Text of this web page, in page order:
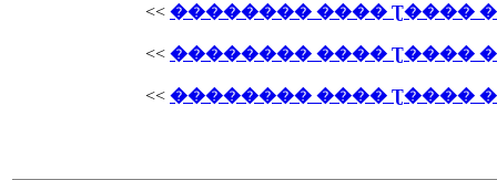
<< �������� ���� Ʈ����
<< �������� ���� Ʈ����
<< �������� ���� Ʈ����